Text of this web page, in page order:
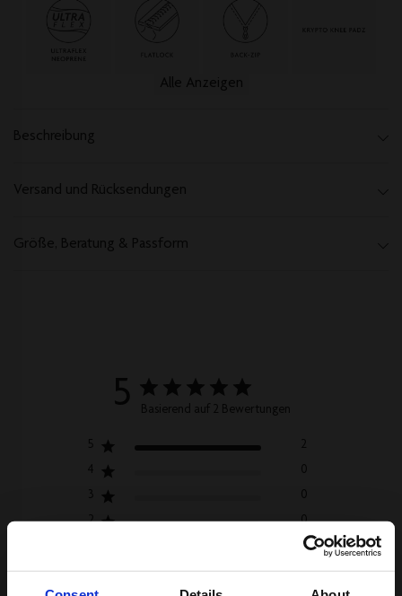
Alle Anzeigen
Beschreibung
Versand und Rücksendungen
Größe, Beratung & Passform
5 Basierend auf 2 Bewertungen
5
2
4
0
3
0
2
0
0